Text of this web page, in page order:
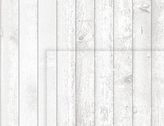
או מארז.